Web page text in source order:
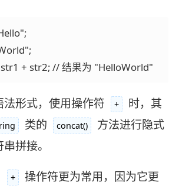
+ str2; // 结果为 "HelloWorld"
形式，使用操作符 +
时，其
类的 concat()
方法进行隐式
拼接。
+
操作符更为常用，因为它更